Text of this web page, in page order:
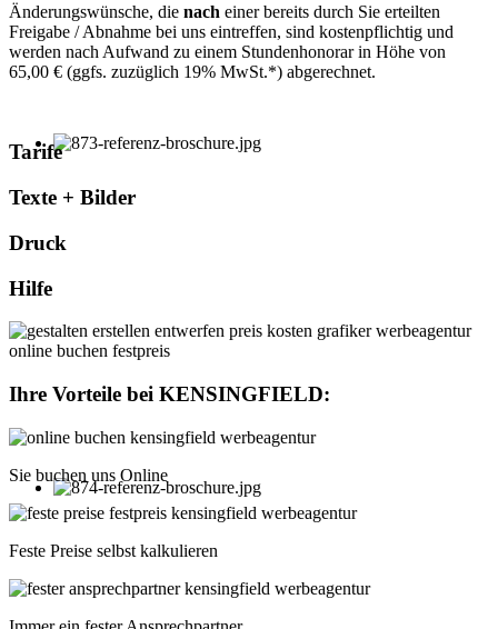
Änderungswünsche, die nach einer bereits durch Sie erteilten
Freigabe / Abnahme bei uns eintreffen, sind kostenpflichtig und
werden nach Aufwand zu einem Stundenhonorar in Höhe von
65,00 € (ggfs. zuzüglich 19% MwSt.*) abgerechnet.
Tarife
Texte + Bilder
Druck
Hilfe
Ihre Vorteile bei KENSINGFIELD:
Sie buchen uns Online
Feste Preise selbst kalkulieren